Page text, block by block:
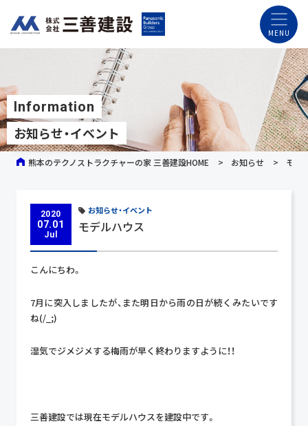
Information
お知らせ・イベント
熊本のテクノストラクチャーの家 三善建設HOME お知らせ モデ
2020
07.01
Jul
お知らせ・イベント
モデルハウス
こんにちわ。
7月に突入しましたが、また明日から雨の日が続くみたいです
ね(/_;)
湿気でジメジメする梅雨が早く終わりますように！！
三善建設では現在モデルハウスを建設中です。